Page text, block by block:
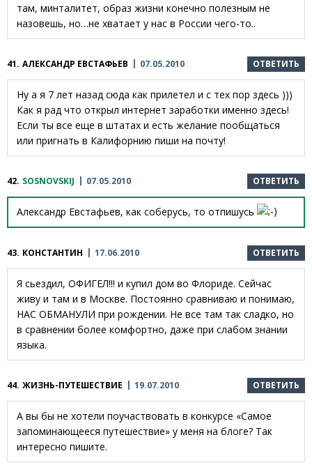
там, минталитет, образ жизни конечно полезным не
назовешь, но…не хватает у нас в России чего-то..
41. АЛЕКСАНДР ЕВСТАФЬЕВ 07.05.2010 ОТВЕТИТЬ
Ну а я 7 лет назад сюда как прилетел и с тех пор здесь )))
Как я рад что открыл интернет заработки именно здесь!
Если ты все еще в штатах и есть желание пообщаться
или пригнать в Калифорнию пиши на почту!
42. SOSNOVSKIJ 07.05.2010 ОТВЕТИТЬ
Александр Евстафьев, как соберусь, то отпишусь
43. КОНСТАНТИН 17.06.2010 ОТВЕТИТЬ
Я сьездил, ОФИГЕЛ!!! и купил дом во Флориде. Сейчас
живу и там и в Москве. Постоянно сравниваю и понимаю,
НАС ОБМАНУЛИ при рождении. Не все там так сладко, но
в сравнении более комфортно, даже при слабом знании
языка.
44. ЖИЗНЬ-ПУТЕШЕСТВИЕ 19.07.2010 ОТВЕТИТЬ
А вы бы не хотели поучаствовать в конкурсе «Самое
запоминающееся путешествие» у меня на блоге? Так
интересно пишите.